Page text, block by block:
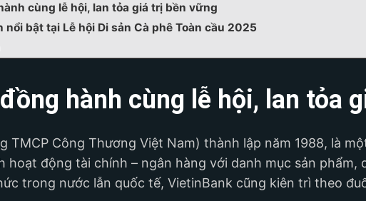
cùng lễ hội, lan tỏa giá trị bền vững
nổi bật tại Lễ hội Di sản Cà phê Toàn cầu 2025
hành cùng lễ hội, lan tỏa
TMCP Công Thương Việt Nam) thành lập năm 1988, là
hoạt động tài chính – ngân hàng với danh mục sản
trong nước lẫn quốc tế, VietinBank cũng kiên trì theo